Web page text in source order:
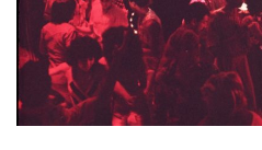
Cine y televisión
Ciudad
Cómics
Críticas